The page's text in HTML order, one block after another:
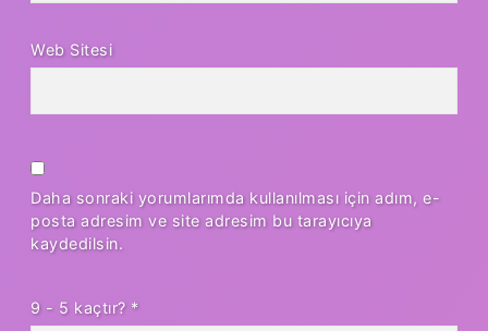
Web Sitesi
Daha sonraki yorumlarımda kullanılması için adım, e-
posta adresim ve site adresim bu tarayıcıya
kaydedilsin.
9 - 5 kaçtır? *